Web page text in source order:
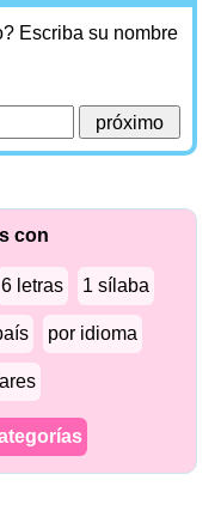
Escriba su nombre
con
6 letras 1 sílaba
por idioma